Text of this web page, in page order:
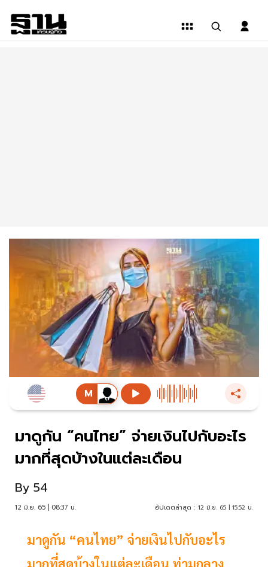
มาดูกัน “คนไทย” จ่ายเงินไปกับอะไร
มากที่สุดบ้างในแต่ละเดือน
By 54
12 มิ.ย. 65 | 08:37 น. อัปเดตล่าสุด : 12 มิ.ย. 65 | 15:52 น.
มาดูกัน “คนไทย” จ่ายเงินไปกับอะไร
มากที่สุดบ้างในแต่ละเดือน ท่ามกลาง